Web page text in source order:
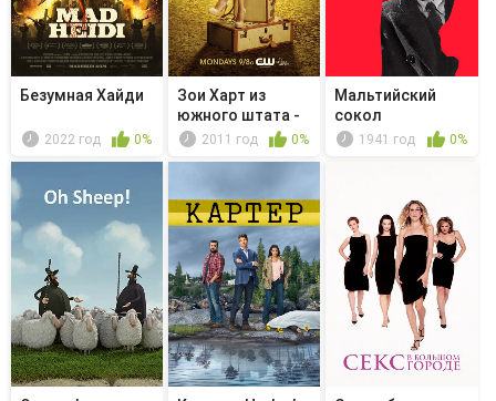
Безумная Хайди
2022 год 0%
Зои Харт из
южного штата -
The Curlin...
2011 год 0%
Мальтийский
сокол
1941 год 0%